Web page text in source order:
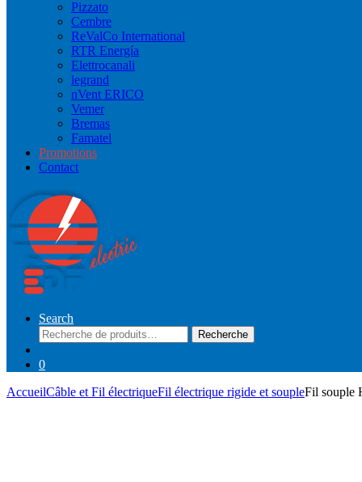
Pizzato
Cembre
ReValCo International
RTR Energía
Elettrocanali
legrand
nVent ERICO
Vemer
Bremas
Famatel
Promotions
Contact
Search
Recherche
pour :
Recherche
0
AccueilCâble et Fil électriqueFil électrique rigide et soupleFil souple